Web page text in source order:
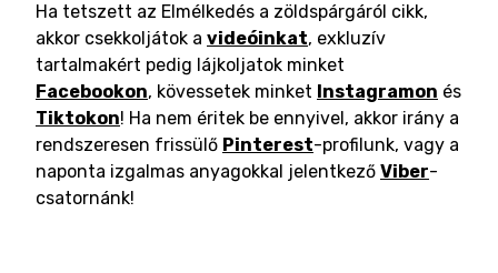
Ha tetszett az Elmélkedés a zöldspárgáról cikk,
akkor csekkoljátok a videóinkat, exkluzív
tartalmakért pedig lájkoljatok minket
Facebookon, kövessetek minket Instagramon és
Tiktokon! Ha nem éritek be ennyivel, akkor irány a
rendszeresen frissülő Pinterest-profilunk, vagy a
naponta izgalmas anyagokkal jelentkező Viber-
csatornánk!